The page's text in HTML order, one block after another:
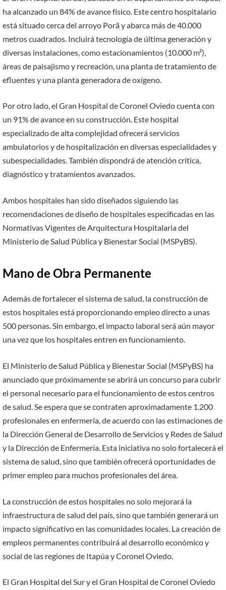
ha alcanzado un 84% de avance físico. Este centro hospitalario
está situado cerca del arroyo Porã y abarca más de 40.000
metros cuadrados. Incluirá tecnología de última generación y
diversas instalaciones, como estacionamientos (10.000 m²),
áreas de paisajismo y recreación, una planta de tratamiento de
efluentes y una planta generadora de oxígeno.
Por otro lado, el Gran Hospital de Coronel Oviedo cuenta con
un 91% de avance en su construcción. Este hospital
especializado de alta complejidad ofrecerá servicios
ambulatorios y de hospitalización en diversas especialidades y
subespecialidades. También dispondrá de atención crítica,
diagnóstico y tratamientos avanzados.
Ambos hospitales han sido diseñados siguiendo las
recomendaciones de diseño de hospitales especificadas en las
Normativas Vigentes de Arquitectura Hospitalaria del
Ministerio de Salud Pública y Bienestar Social (MSPyBS).
Mano de Obra Permanente
Además de fortalecer el sistema de salud, la construcción de
estos hospitales está proporcionando empleo directo a unas
500 personas. Sin embargo, el impacto laboral será aún mayor
una vez que los hospitales entren en funcionamiento.
El Ministerio de Salud Pública y Bienestar Social (MSPyBS) ha
anunciado que próximamente se abrirá un concurso para cubrir
el personal necesario para el funcionamiento de estos centros
de salud. Se espera que se contraten aproximadamente 1.200
profesionales en enfermería, de acuerdo con las estimaciones de
la Dirección General de Desarrollo de Servicios y Redes de Salud
y la Dirección de Enfermería. Esta iniciativa no solo fortalecerá el
sistema de salud, sino que también ofrecerá oportunidades de
primer empleo para muchos profesionales del área.
La construcción de estos hospitales no solo mejorará la
infraestructura de salud del país, sino que también generará un
impacto significativo en las comunidades locales. La creación de
empleos permanentes contribuirá al desarrollo económico y
social de las regiones de Itapúa y Coronel Oviedo.
El Gran Hospital del Sur y el Gran Hospital de Coronel Oviedo